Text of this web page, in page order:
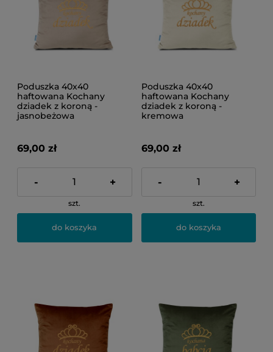
Poduszka 40x40
haftowana Kochany
dziadek z koroną -
jasnobeżowa
69,00 zł
- +
szt.
do koszyka
Poduszka 40x40
haftowana Kochany
dziadek z koroną -
kremowa
69,00 zł
- +
szt.
do koszyka